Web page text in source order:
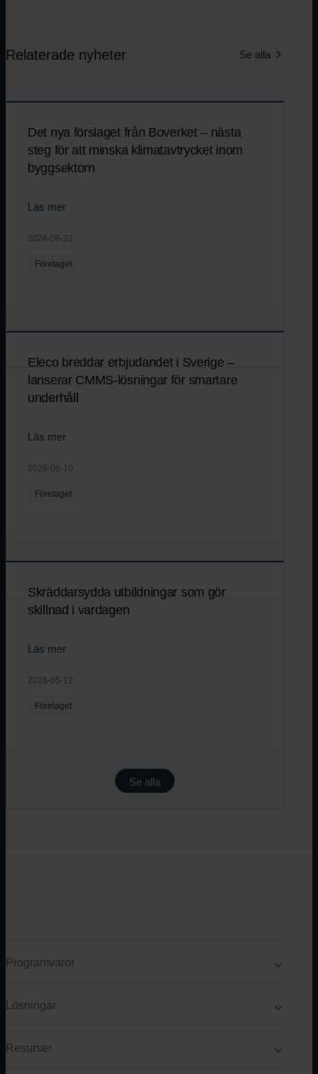
Relaterade nyheter Se alla
Det nya förslaget från Boverket – nästa
steg för att minska klimatavtrycket inom
byggsektorn
Läs mer
2026-06-22
Företaget
Eleco breddar erbjudandet i Sverige –
lanserar CMMS-lösningar för smartare
underhåll
Läs mer
2026-06-10
Företaget
Skräddarsydda utbildningar som gör
skillnad i vardagen
Läs mer
2026-05-12
Företaget
Se alla
Programvaror
Lösningar
Resurser